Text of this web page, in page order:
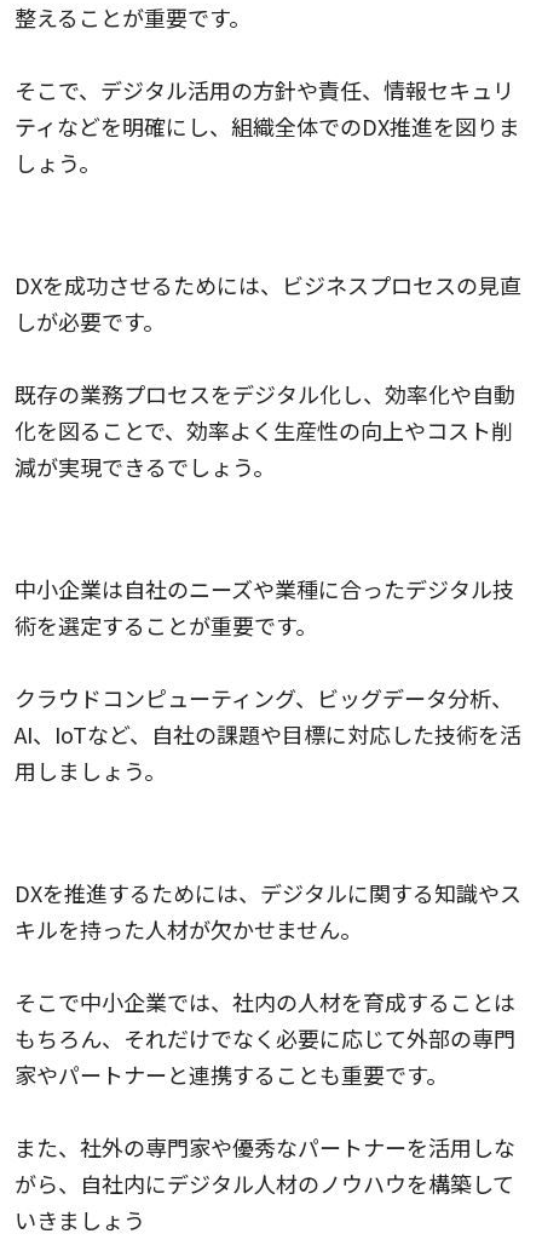
整えることが重要です。
そこで、デジタル活用の方針や責任、情報セキュリ
ティなどを明確にし、組織全体でのDX推進を図りま
しょう。
DXを成功させるためには、ビジネスプロセスの見直
しが必要です。
既存の業務プロセスをデジタル化し、効率化や自動
化を図ることで、効率よく生産性の向上やコスト削
減が実現できるでしょう。
中小企業は自社のニーズや業種に合ったデジタル技
術を選定することが重要です。
クラウドコンピューティング、ビッグデータ分析、
AI、IoTなど、自社の課題や目標に対応した技術を活
用しましょう。
DXを推進するためには、デジタルに関する知識やス
キルを持った人材が欠かせません。
そこで中小企業では、社内の人材を育成することは
もちろん、それだけでなく必要に応じて外部の専門
家やパートナーと連携することも重要です。
また、社外の専門家や優秀なパートナーを活用しな
がら、自社内にデジタル人材のノウハウを構築して
いきましょう